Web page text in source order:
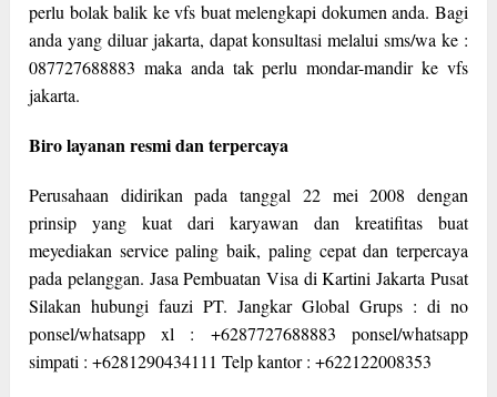
perlu bolak balik ke vfs buat melengkapi dokumen anda. Bagi
anda yang diluar jakarta, dapat konsultasi melalui sms/wa ke :
087727688883 maka anda tak perlu mondar-mandir ke vfs
jakarta.
Biro layanan resmi dan terpercaya
Perusahaan didirikan pada tanggal 22 mei 2008 dengan
prinsip yang kuat dari karyawan dan kreatifitas buat
meyediakan service paling baik, paling cepat dan terpercaya
pada pelanggan. Jasa Pembuatan Visa di Kartini Jakarta Pusat
Silakan hubungi fauzi PT. Jangkar Global Grups : di no
ponsel/whatsapp xl : +6287727688883 ponsel/whatsapp
simpati : +6281290434111 Telp kantor : +622122008353